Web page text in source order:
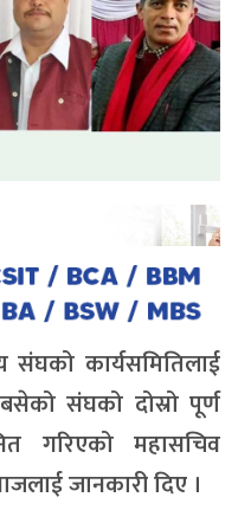
संघको कार्यसमितिलाई
संघको दोस्रो पूर्ण
गरिएको महासचिव
जानकारी दिए ।